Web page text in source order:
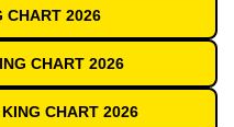
CHART 2026
CHART 2026
CHART 2026